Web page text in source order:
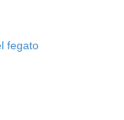
fegato